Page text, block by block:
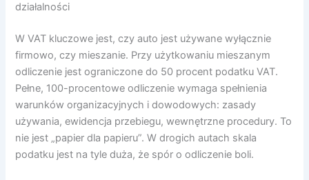
działalności
W VAT kluczowe jest, czy auto jest używane wyłącznie
firmowo, czy mieszanie. Przy użytkowaniu mieszanym
odliczenie jest ograniczone do 50 procent podatku VAT.
Pełne, 100-procentowe odliczenie wymaga spełnienia
warunków organizacyjnych i dowodowych: zasady
używania, ewidencja przebiegu, wewnętrzne procedury. To
nie jest „papier dla papieru”. W drogich autach skala
podatku jest na tyle duża, że spór o odliczenie boli.